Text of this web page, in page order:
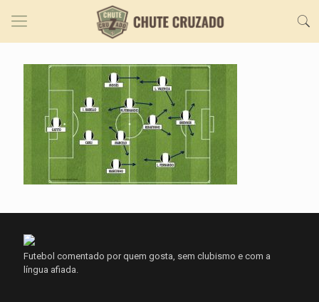
Futebol comentado por quem gosta, sem clubismo e com a
língua afiada.